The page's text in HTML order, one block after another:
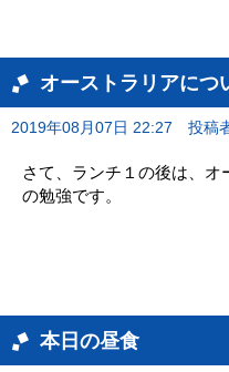
オーストラリアにつ
2019年08月07日 22:27 投稿
さて、ランチ１の後は、オ
の勉強です。
本日の昼食